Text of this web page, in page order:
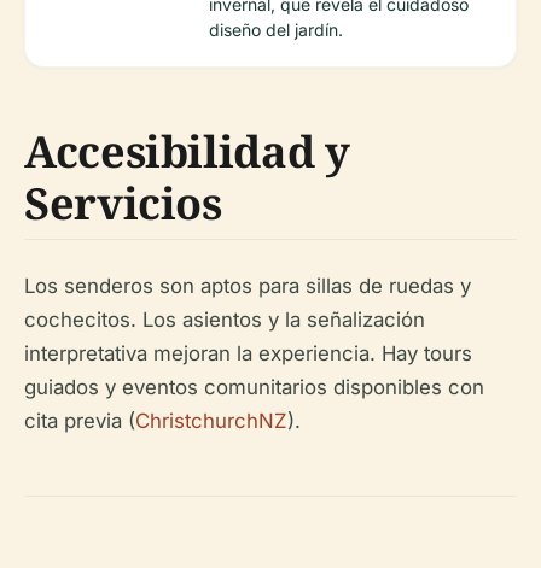
invernal, que revela el cuidadoso
diseño del jardín.
Accesibilidad y
Servicios
Los senderos son aptos para sillas de ruedas y
cochecitos. Los asientos y la señalización
interpretativa mejoran la experiencia. Hay tours
guiados y eventos comunitarios disponibles con
cita previa (ChristchurchNZ).